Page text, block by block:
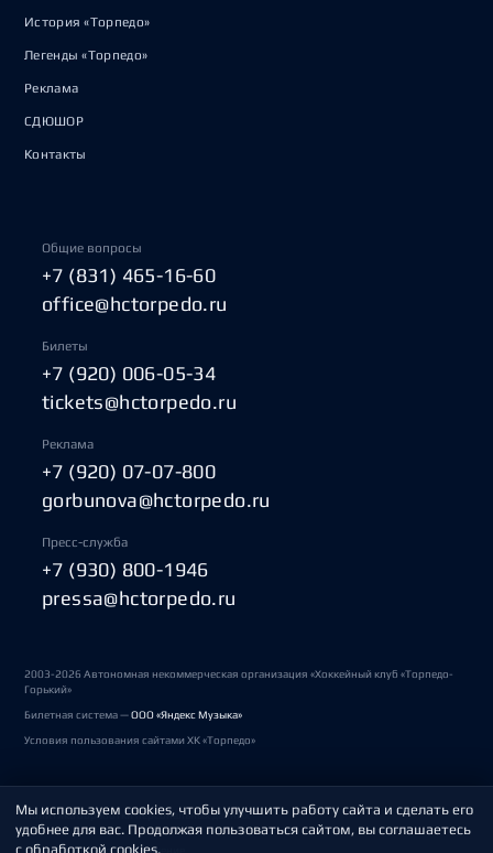
История «Торпедо»
Легенды «Торпедо»
Реклама
СДЮШОР
Контакты
Общие вопросы
+7 (831) 465-16-60
office@hctorpedo.ru
Билеты
+7 (920) 006-05-34
tickets@hctorpedo.ru
Реклама
+7 (920) 07-07-800
gorbunova@hctorpedo.ru
Пресс-служба
+7 (930) 800-1946
pressa@hctorpedo.ru
2003-2026 Автономная некоммерческая организация «Хоккейный клуб «Торпедо-
Горький»
Билетная система —ООО «Яндекс Музыка»
Условия пользования сайтами ХК «Торпедо»
Политика обработки персональных данных
Пользовательское соглашение
Мы используем cookies, чтобы улучшить работу сайта и сделать его
удобнее для вас. Продолжая пользоваться сайтом, вы соглашаетесь
с обработкой cookies.